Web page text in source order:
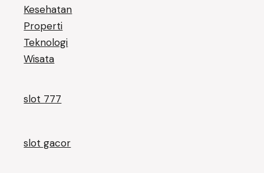
Kesehatan
Properti
Teknologi
Wisata
slot 777
slot gacor